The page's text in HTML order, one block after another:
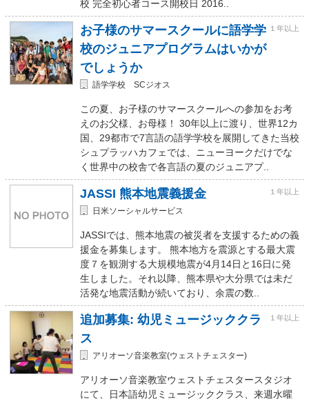
校 完全初心者コース開校日 2016..
お子様のサマースクールに語学学
校のジュニアプログラムはいかが
でしょうか
１年以上
語学学校 SCジオス
この夏、お子様のサマースクールへの参加をお考
えのお父様、お母様！ 30年以上に渡り、世界12カ
国、29都市で7言語の語学学校を展開してきた当校
シュプラッハカフェでは、ニューヨークだけでな
く世界中の校舎で各言語の夏のジュニアプ..
JASSI 熊本地震義援金 １年以上
日米ソーシャルサービス
JASSIでは、熊本地震の被災者を支援するための義
援金を募集します。 熊本地方を震源とする最大震
度７を観測する大規模地震が4月14日と16日に発
生しました。それ以降、熊本県や大分県では未だ
活発な地震活動が続いており、余震の数..
追加募集: 幼児ミュージッククラ
ス
１年以上
アリオーソ音楽教室(ウェストチェスター)
アリオーソ音楽教室ウェストチェスタースタジオ
にて、日本語幼児ミュージッククラス、来週水曜